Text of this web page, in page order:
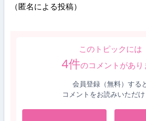
（匿名による投稿）
このトピックには
4件のコメントがあり
会員登録（無料）する
コメントをお読みいただ